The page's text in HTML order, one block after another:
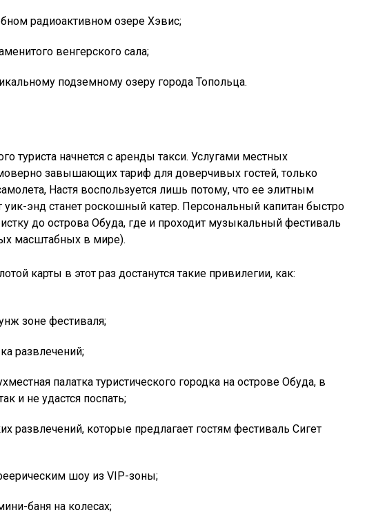
радиоактивном озере Хэвис;
венгерского сала;
подземному озеру города Топольца.
туриста начнется с аренды такси. Услугами местных
завышающих тариф для доверчивых гостей, только
Настя воспользуется лишь потому, что ее элитным
уик-энд станет роскошный катер. Персональный капитан быстро
до острова Обуда, где и проходит музыкальный фестиваль
масштабных в мире).
карты в этот раз достанутся такие привилегии, как:
зоне фестиваля;
развлечений;
палатка туристического городка на острове Обуда, в
и не удастся поспать;
развлечений, которые предлагает гостям фестиваль Сигет
шоу из VIP-зоны;
баня на колесах;